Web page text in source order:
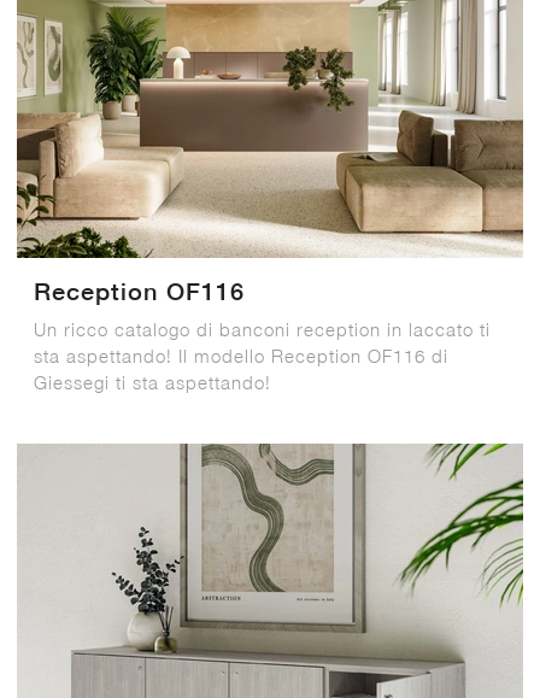
Reception OF116
Un ricco catalogo di banconi reception in laccato ti
sta aspettando! Il modello Reception OF116 di
Giessegi ti sta aspettando!